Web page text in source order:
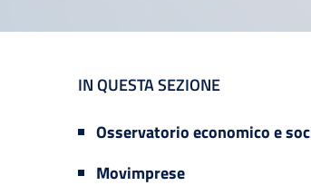
IN QUESTA SEZIONE
Osservatorio economico e
Movimprese